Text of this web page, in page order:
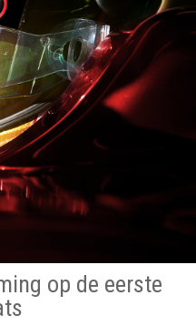
op de eerste